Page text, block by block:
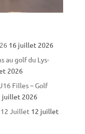
16 juillet 2026
au golf du Lys-
2026
Filles – Golf
juillet 2026
12 Juillet 12 juillet